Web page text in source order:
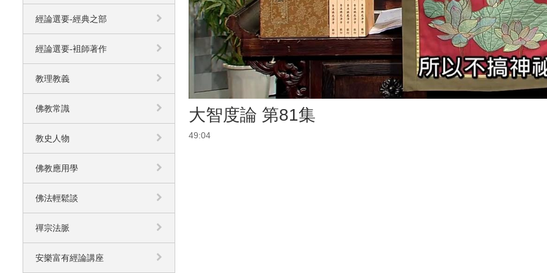
經論選要-經典之部
經論選要-袓師著作
教理教義
佛教常識
教史人物
佛教應用學
佛法輕鬆談
禪宗法脈
安樂富有經論講座
大智度論 第81集
49:04